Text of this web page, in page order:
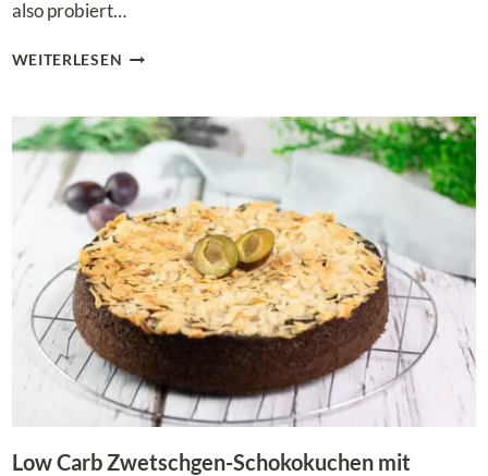
also probiert…
WEITERLESEN LOW
ZWETSCHGENKUCHEN
–
EINFACH
UND
HERBSTLICH
LECKER!
Low Carb Zwetschgen-Schokokuchen mit